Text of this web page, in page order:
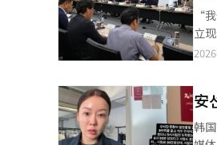
“我
立
持。 该委员会是由文化体育观光部部长直接领导的，旨在传达创作者、制作人、演员及协会等现场专家的真实声音。
能够
公
路。” 还有声音呼吁重新定义国立剧团等公共剧场的角色。Park
安
韩国